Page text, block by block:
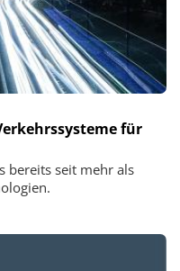
für
bereits seit mehr als